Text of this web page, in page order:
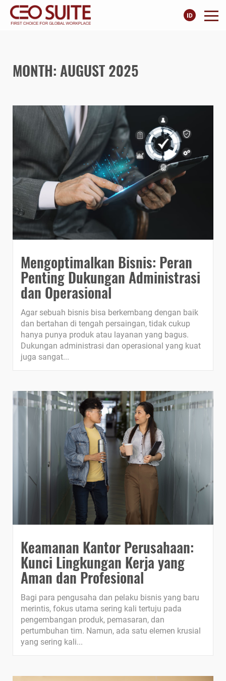
MONTH: AUGUST 2025
Mengoptimalkan Bisnis: Peran
Penting Dukungan Administrasi
dan Operasional
Agar sebuah bisnis bisa berkembang dengan baik
dan bertahan di tengah persaingan, tidak cukup
hanya punya produk atau layanan yang bagus.
Dukungan administrasi dan operasional yang kuat
juga sangat...
Keamanan Kantor Perusahaan:
Kunci Lingkungan Kerja yang
Aman dan Profesional
Bagi para pengusaha dan pelaku bisnis yang baru
merintis, fokus utama sering kali tertuju pada
pengembangan produk, pemasaran, dan
pertumbuhan tim. Namun, ada satu elemen krusial
yang sering kali...